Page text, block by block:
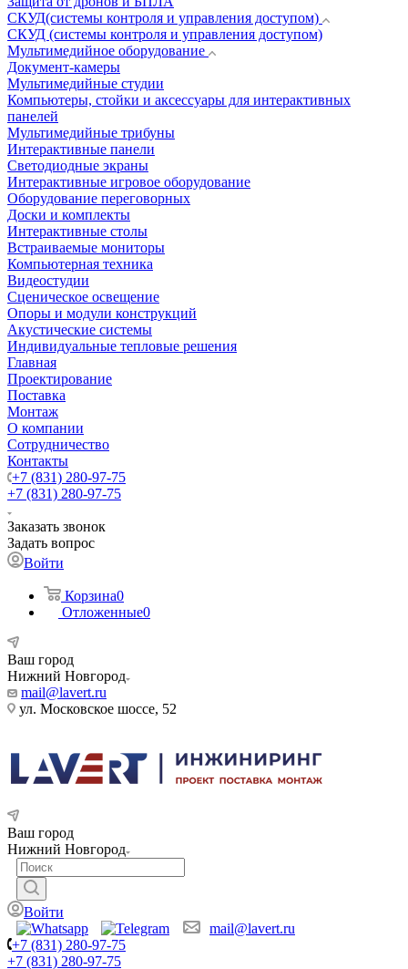
СКУД(системы контроля и управления доступом)
СКУД (системы контроля и управления доступом)
Мультимедийное оборудование
Документ-камеры
Мультимедийные студии
Компьютеры, стойки и аксессуары для интерактивных
панелей
Мультимедийные трибуны
Интерактивные панели
Светодиодные экраны
Интерактивные игровое оборудование
Оборудование переговорных
Доски и комплекты
Интерактивные столы
Встраиваемые мониторы
Компьютерная техника
Видеостудии
Cценическое освещение
Опоры и модули конструкций
Акустические системы
Индивидуальные тепловые решения
Главная
Проектирование
Поставка
Монтаж
О компании
Сотрудничество
Контакты
+7 (831) 280-97-75
+7 (831) 280-97-75
Заказать звонок
Задать вопрос
Войти
Корзина0
Отложенные0
Ваш город
Нижний Новгород
mail@lavert.ru
ул. Московское шоссе, 52
Ваш город
Нижний Новгород
Войти
mail@lavert.ru
+7 (831) 280-97-75
+7 (831) 280-97-75